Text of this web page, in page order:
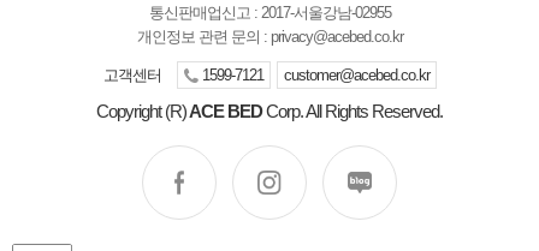
통신판매업신고 : 2017-서울강남-02955
개인정보 관련 문의 : privacy@acebed.co.kr
고객센터 1599-7121 customer@acebed.co.kr
Copyright (R)ACE BEDCorp. All Rights Reserved.